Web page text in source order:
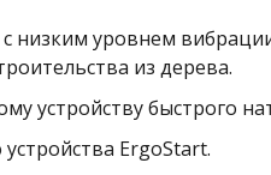
с низким уровнем
из дерева.
устройству быстрого
ErgoStart.